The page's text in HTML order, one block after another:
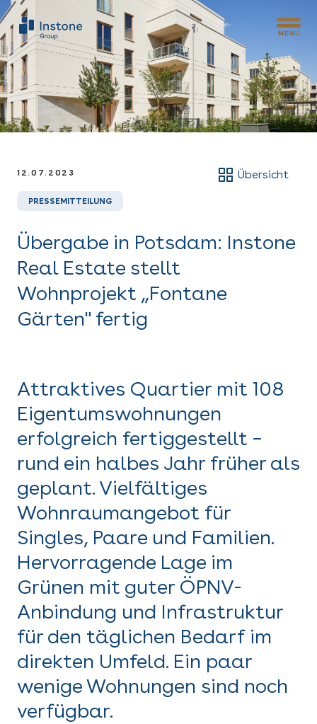
12.07.2023
PRESSEMITTEILUNG
Übersicht
Übergabe in Potsdam: Instone
Real Estate stellt
Wohnprojekt „Fontane
Gärten" fertig
Attraktives Quartier mit 108
Eigentumswohnungen
erfolgreich fertiggestellt –
rund ein halbes Jahr früher als
geplant. Vielfältiges
Wohnraumangebot für
Singles, Paare und Familien.
Hervorragende Lage im
Grünen mit guter ÖPNV-
Anbindung und Infrastruktur
für den täglichen Bedarf im
direkten Umfeld. Ein paar
wenige Wohnungen sind noch
verfügbar.